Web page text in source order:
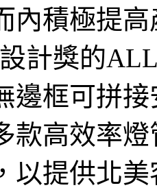
內積極提
計獎的
邊框可拼
款高效率
以提供北